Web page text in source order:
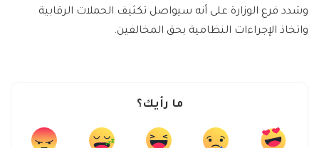
وشدد فرع الوزارة على أنه سيواصل تكثيف الحملات الرقابية
واتخاذ الإجراءات النظامية بحق المخالفين.
ما رأيك؟